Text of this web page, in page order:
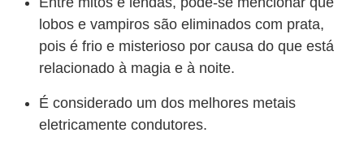
lobos e vampiros são eliminados com prata,
pois é frio e misterioso por causa do que está
relacionado à magia e à noite.
É considerado um dos melhores metais
eletricamente condutores.